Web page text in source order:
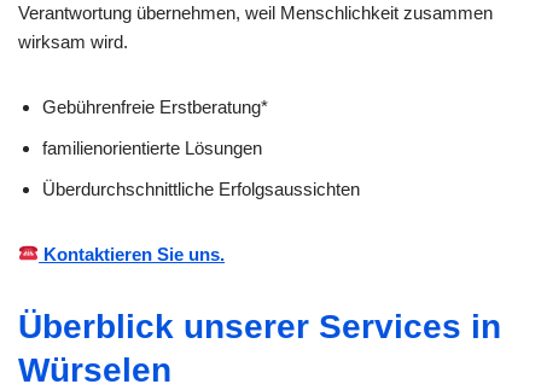
Verantwortung übernehmen, weil Menschlichkeit zusammen
wirksam wird.
Gebührenfreie Erstberatung*
familienorientierte Lösungen
Überdurchschnittliche Erfolgsaussichten
Kontaktieren Sie uns.
Überblick unserer Services in
Würselen